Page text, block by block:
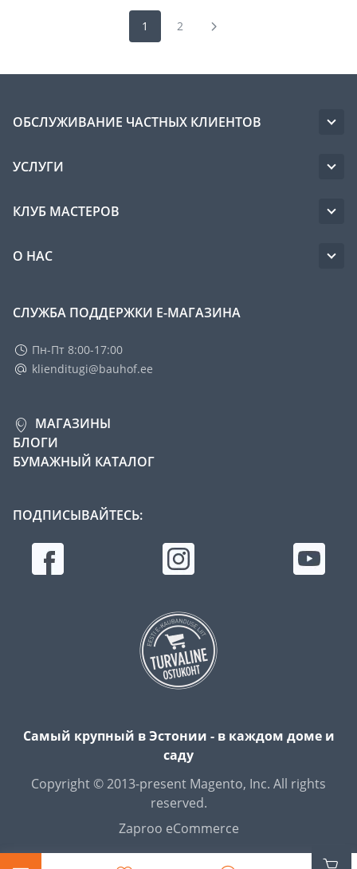
1 2
ОБСЛУЖИВАНИЕ ЧАСТНЫХ КЛИЕНТОВ
УСЛУГИ
КЛУБ МАСТЕРОВ
О НАС
СЛУЖБА ПОДДЕРЖКИ Е-МАГАЗИНА
Пн-Пт 8:00-17:00
klienditugi@bauhof.ee
МАГАЗИНЫ
БЛОГИ
БУМАЖНЫЙ КАТАЛОГ
ПОДПИСЫВАЙТЕСЬ:
Самый крупный в Эстонии - в каждом доме и
саду
Copyright © 2013-present Magento, Inc. All rights
reserved.
Zaproo eCommerce